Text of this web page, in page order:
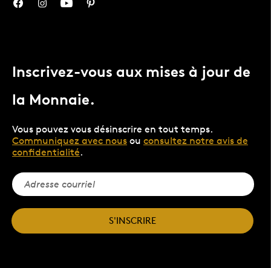
Inscrivez-vous aux mises à jour de
la Monnaie.
Vous pouvez vous désinscrire en tout temps.
Communiquez avec nous ou consultez notre avis de
confidentialité.
S'INSCRIRE